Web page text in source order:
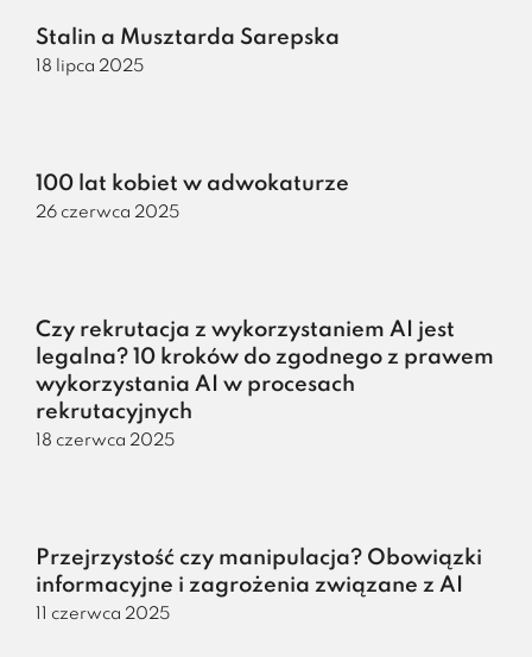
Stalin a Musztarda Sarepska
18 lipca 2025
100 lat kobiet w adwokaturze
26 czerwca 2025
Czy rekrutacja z wykorzystaniem AI jest
legalna? 10 kroków do zgodnego z prawem
wykorzystania AI w procesach
rekrutacyjnych
18 czerwca 2025
Przejrzystość czy manipulacja? Obowiązki
informacyjne i zagrożenia związane z AI
11 czerwca 2025